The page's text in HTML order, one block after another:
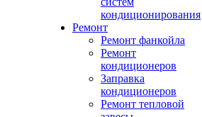
кондиционирования
Ремонт
Ремонт фанкойла
Ремонт
кондиционеров
Заправка
кондиционеров
Ремонт тепловой